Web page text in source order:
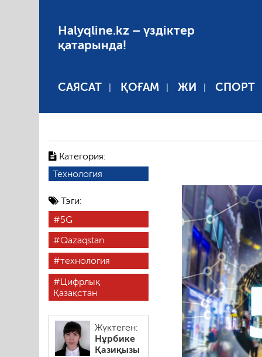
Halyqline.kz – үздіктер
қатарында!
САЯСАТ ҚОҒАМ ЖИ СПОРТ
Категория:
Технология
Тэги:
5G
Qazaqstan
технология
Цифрлық
Қазақстан
Жүктеген:
Нұрбике
Қазиқызы